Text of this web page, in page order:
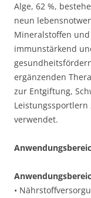
Alge, 62 %,
neun
Mineralstoffen
immunstärkend
ergänzenden
zur Entgiftung,
Leistungssportlern
verwendet.
•